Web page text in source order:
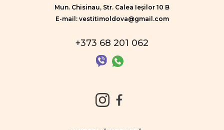
Mun. Chisinau, Str. Calea Ieșilor 10 B
E-mail: vestitimoldova@gmail.com
+373 68 201 062